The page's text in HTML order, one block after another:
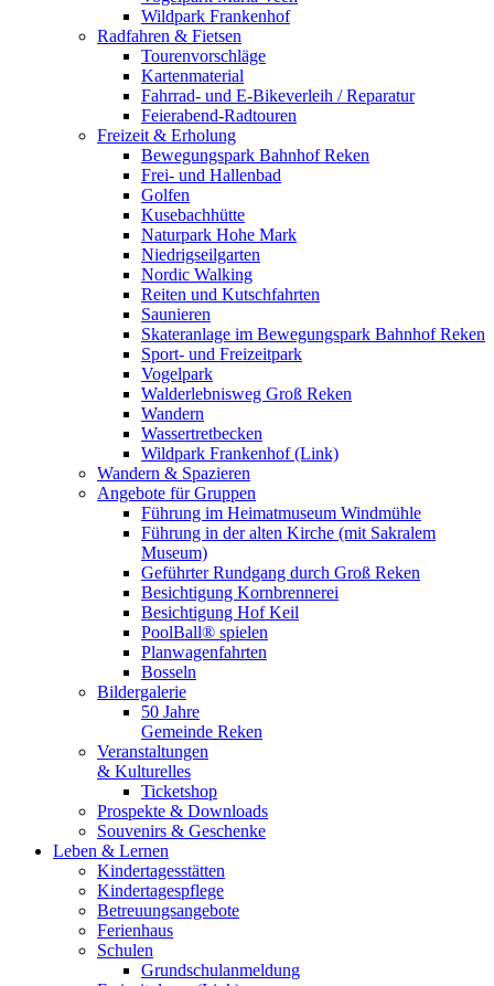
Wildpark Frankenhof
Radfahren & Fietsen
Tourenvorschläge
Kartenmaterial
Fahrrad- und E-Bikeverleih / Reparatur
Feierabend-Radtouren
Freizeit & Erholung
Bewegungspark Bahnhof Reken
Frei- und Hallenbad
Golfen
Kusebachhütte
Naturpark Hohe Mark
Niedrigseilgarten
Nordic Walking
Reiten und Kutschfahrten
Saunieren
Skateranlage im Bewegungspark Bahnhof Reken
Sport- und Freizeitpark
Vogelpark
Walderlebnisweg Groß Reken
Wandern
Wassertretbecken
Wildpark Frankenhof (Link)
Wandern & Spazieren
Angebote für Gruppen
Führung im Heimatmuseum Windmühle
Führung in der alten Kirche (mit Sakralem
Museum)
Geführter Rundgang durch Groß Reken
Besichtigung Kornbrennerei
Besichtigung Hof Keil
PoolBall® spielen
Planwagenfahrten
Bosseln
Bildergalerie
50 Jahre
Gemeinde Reken
Veranstaltungen
& Kulturelles
Ticketshop
Prospekte & Downloads
Souvenirs & Geschenke
Leben & Lernen
Kindertagesstätten
Kindertagespflege
Betreuungsangebote
Ferienhaus
Schulen
Grundschulanmeldung